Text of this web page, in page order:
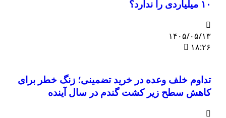
۱۴۰۵/۰۵/۱۳
۱۸:۲۶
تداوم خلف وعده در خرید تضمینی؛ زنگ خطر برای
کاهش سطح زیر کشت گندم در سال آینده